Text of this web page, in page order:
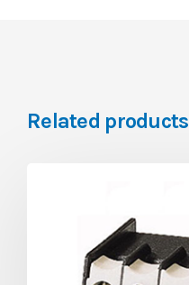
Related products